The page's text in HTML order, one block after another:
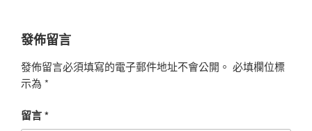
發佈留言
發佈留言必須填寫的電子郵件地址不會公開。 必填欄位標
示為 *
留言*